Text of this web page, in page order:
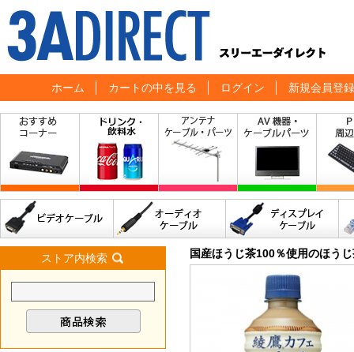
ホーム カートの中を見る ログイン 新規会員登録
ストア内検索 国産ほうじ茶100％使用のほう